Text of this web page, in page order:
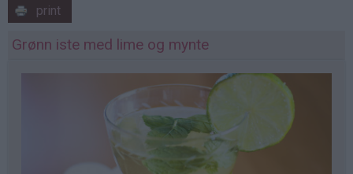
print
Grønn iste med lime og mynte